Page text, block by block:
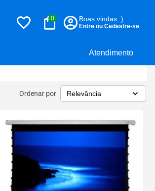
Atendimento
0 Boas vindas :)
Entre ou Cadastre-se
Ordenar por